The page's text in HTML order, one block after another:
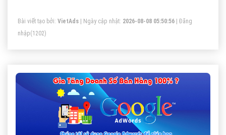
Bài viết tạo bởi: VietAds | Ngày cập nhật: 2026-08-08 05:50:56
Đăng
nhập(1202)